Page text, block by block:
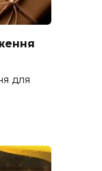
для